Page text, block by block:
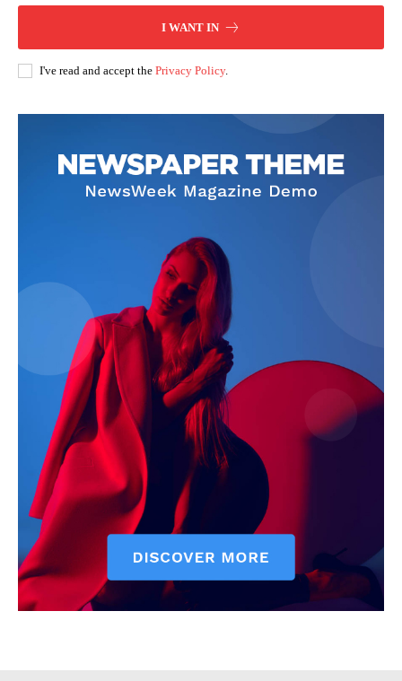
I WANT IN
I've read and accept the Privacy Policy.